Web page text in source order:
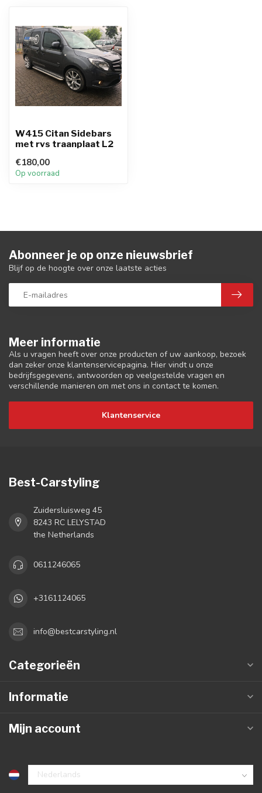
W415 Citan Sidebars
met rvs traanplaat L2
€180,00
Op voorraad
Meer informatie
Als u vragen heeft over onze producten of uw aankoop, bezoek
dan zeker onze klantenservicepagina. Hier vindt u onze
bedrijfsgegevens, antwoorden op veelgestelde vragen en
verschillende manieren om met ons in contact te komen.
Klantenservice
Abonneer je op onze nieuwsbrief
Blijf op de hoogte over onze laatste acties
Best-Carstyling
Zuidersluisweg 45
8243 RC LELYSTAD
the Netherlands
0611246065
+3161124065
info@bestcarstyling.nl
Categorieën
Informatie
Mijn account